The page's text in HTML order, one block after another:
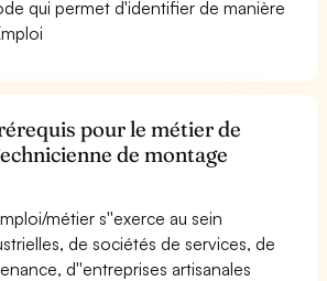
qui permet d'identifier de manière
pour le métier de
de montage
métier s''exerce au sein
de sociétés de services, de
d''entreprises artisanales